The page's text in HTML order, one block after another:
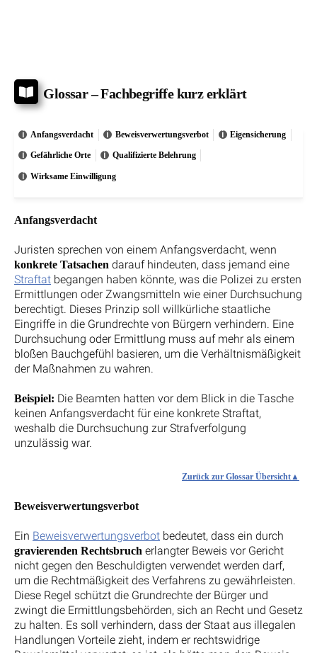
Glossar – Fachbegriffe kurz erklärt
Anfangsverdacht Beweisverwertungsverbot Eigensicherung
Gefährliche Orte Qualifizierte Belehrung
Wirksame Einwilligung
Anfangsverdacht
Juristen sprechen von einem Anfangsverdacht, wenn
konkrete Tatsachen darauf hindeuten, dass jemand eine
Straftat begangen haben könnte, was die Polizei zu ersten
Ermittlungen oder Zwangsmitteln wie einer Durchsuchung
berechtigt. Dieses Prinzip soll willkürliche staatliche
Eingriffe in die Grundrechte von Bürgern verhindern. Eine
Durchsuchung oder Ermittlung muss auf mehr als einem
bloßen Bauchgefühl basieren, um die Verhältnismäßigkeit
der Maßnahmen zu wahren.
Beispiel: Die Beamten hatten vor dem Blick in die Tasche
keinen Anfangsverdacht für eine konkrete Straftat,
weshalb die Durchsuchung zur Strafverfolgung
unzulässig war.
Zurück zur Glossar Übersicht
Beweisverwertungsverbot
Ein Beweisverwertungsverbot bedeutet, dass ein durch
gravierenden Rechtsbruch erlangter Beweis vor Gericht
nicht gegen den Beschuldigten verwendet werden darf,
um die Rechtmäßigkeit des Verfahrens zu gewährleisten.
Diese Regel schützt die Grundrechte der Bürger und
zwingt die Ermittlungsbehörden, sich an Recht und Gesetz
zu halten. Es soll verhindern, dass der Staat aus illegalen
Handlungen Vorteile zieht, indem er rechtswidrige